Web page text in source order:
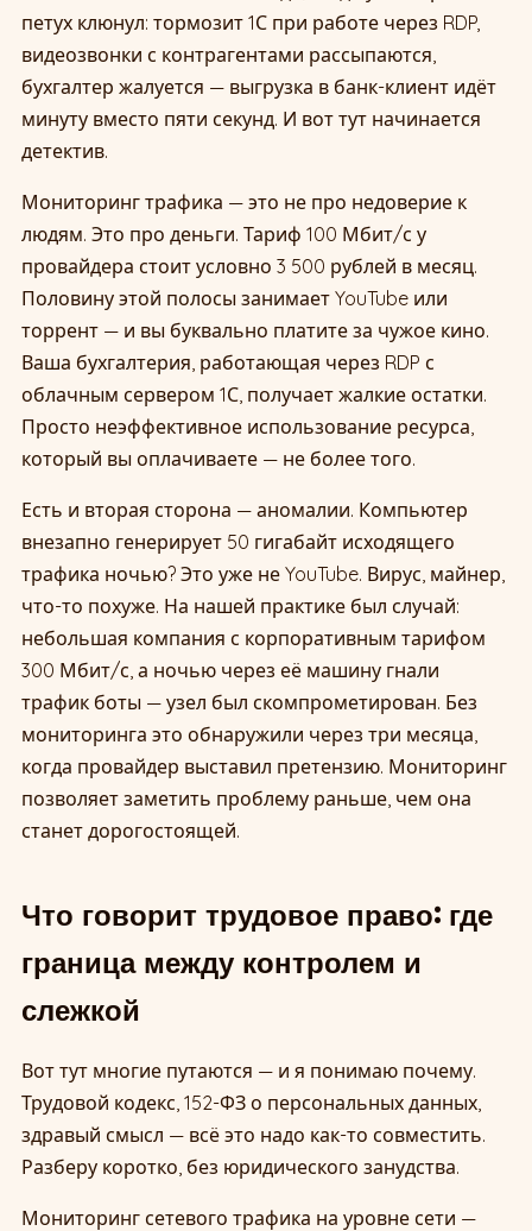
петух клюнул: тормозит 1С при работе через RDP,
видеозвонки с контрагентами рассыпаются,
бухгалтер жалуется — выгрузка в банк-клиент идёт
минуту вместо пяти секунд. И вот тут начинается
детектив.
Мониторинг трафика — это не про недоверие к
людям. Это про деньги. Тариф 100 Мбит/с у
провайдера стоит условно 3 500 рублей в месяц.
Половину этой полосы занимает YouTube или
торрент — и вы буквально платите за чужое кино.
Ваша бухгалтерия, работающая через RDP с
облачным сервером 1С, получает жалкие остатки.
Просто неэффективное использование ресурса,
который вы оплачиваете — не более того.
Есть и вторая сторона — аномалии. Компьютер
внезапно генерирует 50 гигабайт исходящего
трафика ночью? Это уже не YouTube. Вирус, майнер,
что-то похуже. На нашей практике был случай:
небольшая компания с корпоративным тарифом
300 Мбит/с, а ночью через её машину гнали
трафик боты — узел был скомпрометирован. Без
мониторинга это обнаружили через три месяца,
когда провайдер выставил претензию. Мониторинг
позволяет заметить проблему раньше, чем она
станет дорогостоящей.
Что говорит трудовое право: где
граница между контролем и
слежкой
Вот тут многие путаются — и я понимаю почему.
Трудовой кодекс, 152-ФЗ о персональных данных,
здравый смысл — всё это надо как-то совместить.
Разберу коротко, без юридического занудства.
Мониторинг сетевого трафика на уровне сети —